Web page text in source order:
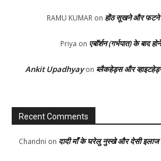
RAMU KUMAR on होंठ सूखने और फटने
Priya on एबॉर्शन (गर्भपात) के बाद
Ankit Upadhyayon ब्लैकहेड्स और
Recent Comments
Chandni on दादी माँ के घरेलु नुस्खे और देसी इलाज